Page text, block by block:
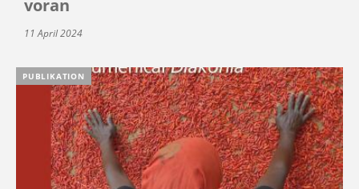
voran
11 April 2024
PUBLIKATION